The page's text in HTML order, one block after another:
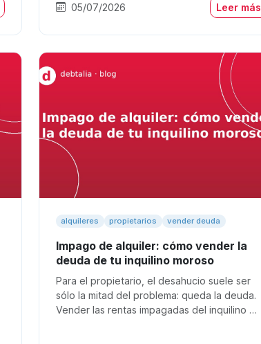
05/07/2026 Leer más
alquileres propietarios vender deuda
Impago de alquiler: cómo vender la
deuda de tu inquilino moroso
Para el propietario, el desahucio suele ser
sólo la mitad del problema: queda la deuda.
Vender las rentas impagadas del inquilino …